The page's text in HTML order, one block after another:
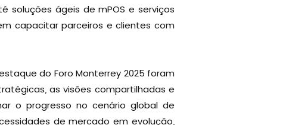
soluções ágeis de mPOS e serviços
capacitar parceiros e clientes com
do Foro Monterrey 2025 foram
as visões compartilhadas e
o progresso no cenário global de
de mercado em evolução,